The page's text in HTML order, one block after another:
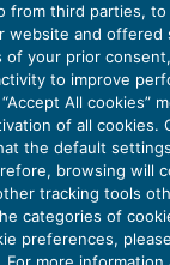
corruttore:
tra le condotte
ed anche
che
“non dovuti”;
le allucinazioni
from third parties,
website and offered
of your prior
to improve
All cookies”
of all cookies.
the default
browsing will
tracking tools
categories of
preferences,